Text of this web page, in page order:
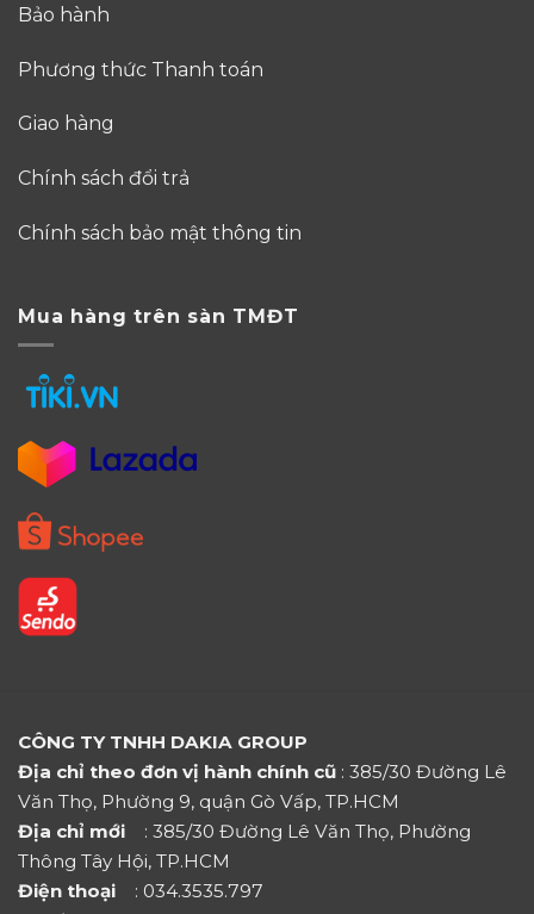
Bảo hành
Phương thức Thanh toán
Giao hàng
Chính sách đổi trả
Chính sách bảo mật thông tin
Mua hàng trên sàn TMĐT
CÔNG TY TNHH DAKIA GROUP
Địa chỉ theo đơn vị hành chính cũ : 385/30 Đường Lê
Văn Thọ, Phường 9, quận Gò Vấp, TP.HCM
Địa chỉ mới
: 385/30 Đường Lê Văn Thọ, Phường
Thông Tây Hội, TP.HCM
Điện thoại : 034.3535.797